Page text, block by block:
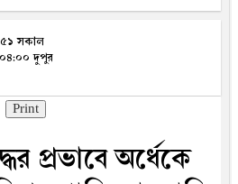
সকাল
দুপুর
Print
প্রভাবে অর্ধেকে